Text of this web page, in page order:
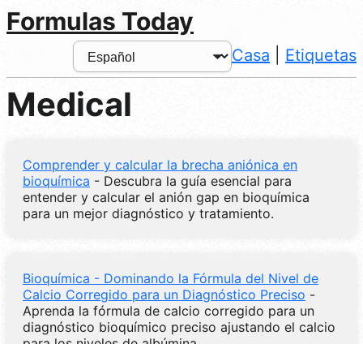
Formulas Today
Casa Etiquetas
Medical
Comprender y calcular la brecha aniónica en
bioquímica - Descubra la guía esencial para
entender y calcular el anión gap en bioquímica
para un mejor diagnóstico y tratamiento.
Bioquímica - Dominando la Fórmula del Nivel de
Calcio Corregido para un Diagnóstico Preciso -
Aprenda la fórmula de calcio corregido para un
diagnóstico bioquímico preciso ajustando el calcio